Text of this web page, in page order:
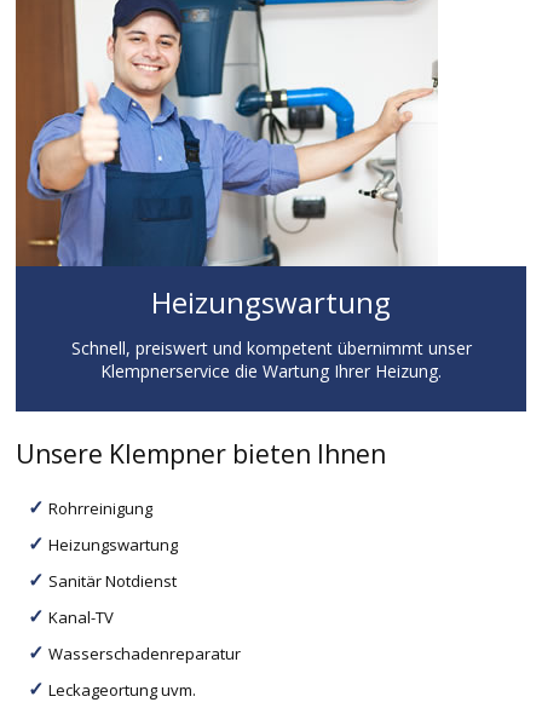
Heizungswartung
Schnell, preiswert und kompetent übernimmt unser
Klempnerservice die Wartung Ihrer Heizung.
Unsere Klempner bieten Ihnen
Rohrreinigung
Heizungswartung
Sanitär Notdienst
Kanal-TV
Wasserschadenreparatur
Leckageortung uvm.